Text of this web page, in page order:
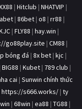
| Hitclub | NHATVIP |
| 86bet | o8 | rr88 |
| FLY88 | hay.win |
go88play.site | CM88 |
bóng đá | 8x bet | kjc |
BIG88 | Kubet | 789 club |
cai | Sunwin chính thức
https://s666.works/ | ty
| 68win | ea88 | TG88 |